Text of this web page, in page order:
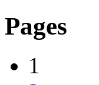
Pages
1